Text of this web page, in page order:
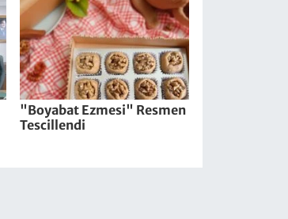
"Boyabat Ezmesi" Resmen
Tescillendi